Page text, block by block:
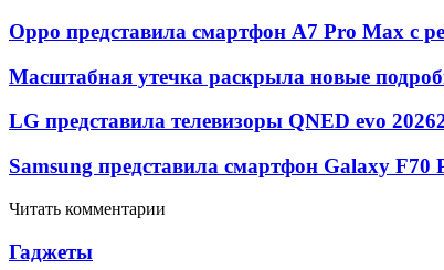
Oppo представила смартфон A7 Pro Max с
Масштабная утечка раскрыла новые
LG представила телевизоры QNED evo 2026
Samsung представила смартфон Galaxy F70
Читать комментарии
Гаджеты